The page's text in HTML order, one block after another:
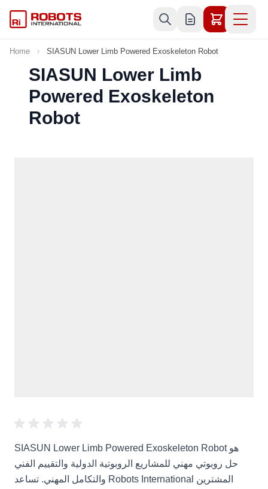
Home SIASUN Lower Limb Powered Exoskeleton Robot
SIASUN Lower Limb
Powered Exoskeleton
Robot
SIASUN Lower Limb Powered Exoskeleton Robot هو
حل روبوتي مهني للمشاريع الروبوتية الدولية والتقييم الفني
والتكامل المهني. تساعد Robots International المشترين